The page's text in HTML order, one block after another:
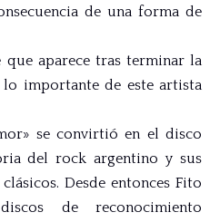
de una forma de
que aparece tras terminar la
lo importante de este artista
se convirtió en el disco
del rock argentino y sus
Desde entonces Fito
de reconocimiento